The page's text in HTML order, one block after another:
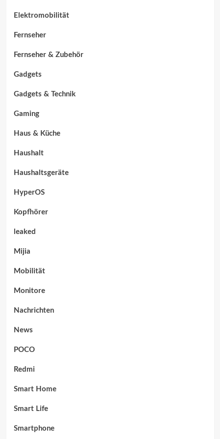
Elektromobilität
Fernseher
Fernseher & Zubehör
Gadgets
Gadgets & Technik
Gaming
Haus & Küche
Haushalt
Haushaltsgeräte
HyperOS
Kopfhörer
leaked
Mijia
Mobilität
Monitore
Nachrichten
News
POCO
Redmi
Smart Home
Smart Life
Smartphone